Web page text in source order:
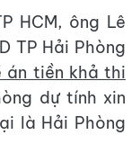
HCM, ông Lê
TP Hải Phòng
án tiền khả thi
dự tính xin
là Hải Phòng